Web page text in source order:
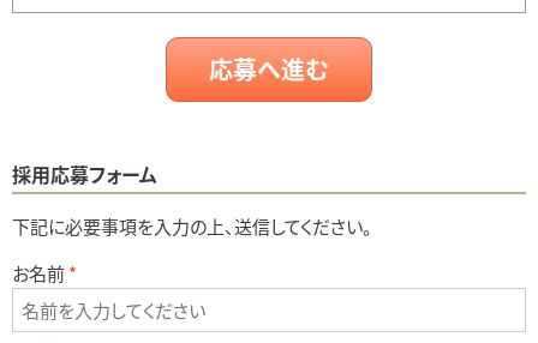
応募へ進む
採用応募フォーム
下記に必要事項を入力の上、送信してください。
お名前